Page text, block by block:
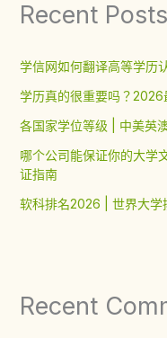
Recent Posts
学信网如何翻译高等学历
学历真的很重要吗？
各国家学位等级 | 中美英
哪个公司能保证你的大学
证指南
软科排名2026 | 世界大学
Recent